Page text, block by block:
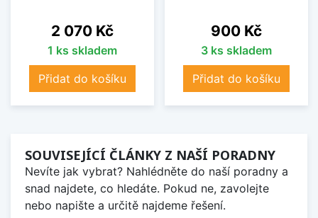
Cena
2 070 Kč
1 ks skladem
Přidat do košíku
Cena
900 Kč
3 ks skladem
Přidat do košíku
SOUVISEJÍCÍ ČLÁNKY Z NAŠÍ PORADNY
Nevíte jak vybrat? Nahlédněte do naší poradny a
snad najdete, co hledáte. Pokud ne, zavolejte
nebo napište a určitě najdeme řešení.